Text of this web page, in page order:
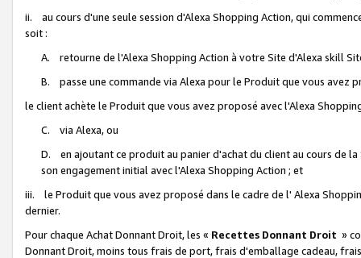
ii. au cours d'une seule session d'Alexa Shopping Action, qui
soit :
A. retourne de l'Alexa Shopping Action à votre Site d'Alexa skill
B. passe une commande via Alexa pour le Produit que vous avez
le client achète le Produit que vous avez proposé avec l'Alexa
C. via Alexa, ou
D. en ajoutant ce produit au panier d'achat du client au cours de
son engagement initial avec l'Alexa Shopping Action ; et
iii. le Produit que vous avez proposé dans le cadre de l' Alexa
dernier.
Pour chaque Achat Donnant Droit, les « Recettes Donnant Droit »
Donnant Droit, moins tous frais de port, frais d'emballage cadeau,